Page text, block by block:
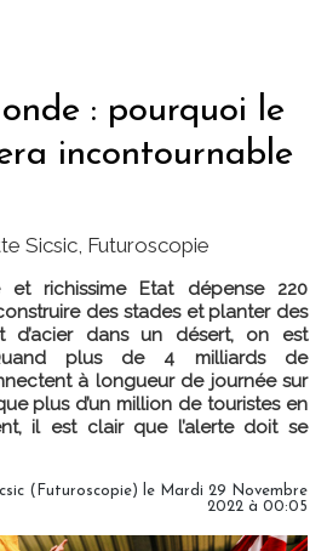
: pourquoi le
incontournable
Sicsic, Futuroscopie
et richissime Etat dépense 220
des stades et planter des
d’acier dans un désert, on est
plus de 4 milliards de
à longueur de journée sur
plus d’un million de touristes en
il est clair que l’alerte doit se
(Futuroscopie) le Mardi 29 Novembre
2022 à 00:05